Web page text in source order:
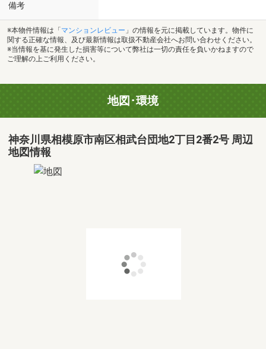
備考
※本物件情報は「 マンションレビュー 」の情報を元に掲載しています。物件に
関する正確な情報、及び最新情報は取扱不動産会社へお問い合わせください。
※当情報を基に発生した損害等について弊社は一切の責任を負いかねますので
ご理解の上ご利用ください。
地図･環境
神奈川県相模原市南区相武台団地2丁目2番2号 周辺
地図情報